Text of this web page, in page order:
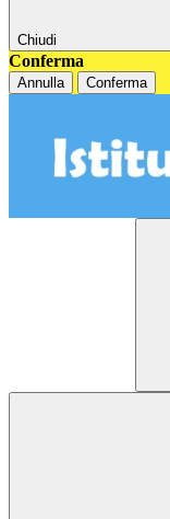
Chiudi
Conferma
Annulla Conferma